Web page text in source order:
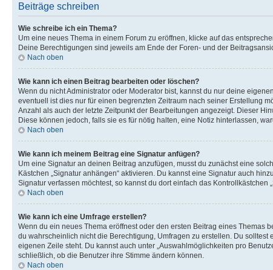
Beiträge schreiben
Wie schreibe ich ein Thema?
Um eine neues Thema in einem Forum zu eröffnen, klicke auf das
Deine Berechtigungen sind jeweils am Ende der Foren- und der
Nach oben
Wie kann ich einen Beitrag bearbeiten oder löschen?
Wenn du nicht Administrator oder Moderator bist, kannst du nur deine
eventuell ist dies nur für einen begrenzten Zeitraum nach seiner Erstellung
Anzahl als auch der letzte Zeitpunkt der Bearbeitungen angezeigt. Dieser
Diese können jedoch, falls sie es für nötig halten, eine Notiz hinterlassen,
Nach oben
Wie kann ich meinem Beitrag eine Signatur anfügen?
Um eine Signatur an deinen Beitrag anzufügen, musst du zunächst eine
Kästchen „Signatur anhängen“ aktivieren. Du kannst eine Signatur auch
Signatur verfassen möchtest, so kannst du dort einfach das Kontrollkästchen
Nach oben
Wie kann ich eine Umfrage erstellen?
Wenn du ein neues Thema eröffnest oder den ersten Beitrag eines Themas
du wahrscheinlich nicht die Berechtigung, Umfragen zu erstellen. Du
eigenen Zeile steht. Du kannst auch unter „Auswahlmöglichkeiten pro
schließlich, ob die Benutzer ihre Stimme ändern können.
Nach oben